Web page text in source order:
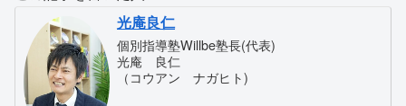
光庵良仁
個別指導塾Willbe塾長(代表)
光庵 良仁
（コウアン ナガヒト)